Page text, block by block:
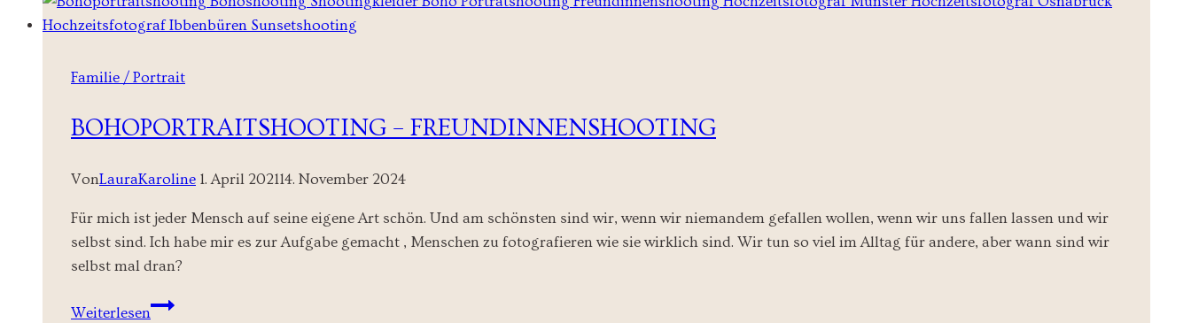
Familie / Portrait
BOHOPORTRAITSHOOTING – FREUNDINNENSHOOTING
VonLauraKaroline 1. April 202114. November 2024
Für mich ist jeder Mensch auf seine eigene Art schön. Und am schönsten sind wir, wenn wir niemandem gefallen wollen, wenn wir uns fallen lassen und wir
selbst sind. Ich habe mir es zur Aufgabe gemacht , Menschen zu fotografieren wie sie wirklich sind. Wir tun so viel im Alltag für andere, aber wann sind wir
selbst mal dran?
Weiterlesen
Bohoportraitshooting